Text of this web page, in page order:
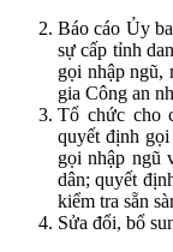
Báo cáo Ủy
sự cấp tỉnh
gọi nhập ngũ,
gia Công an
Tổ chức cho
quyết định
gọi nhập ngũ
dân; quyết
kiểm tra sẵn
Sửa đổi, bổ